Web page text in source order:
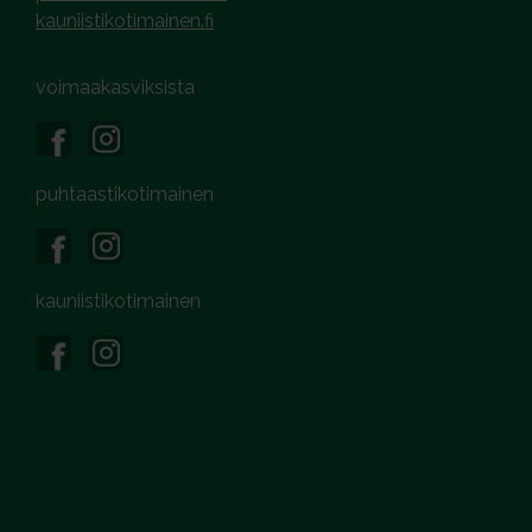
kauniistikotimainen.fi
voimaakasviksista
puhtaastikotimainen
kauniistikotimainen